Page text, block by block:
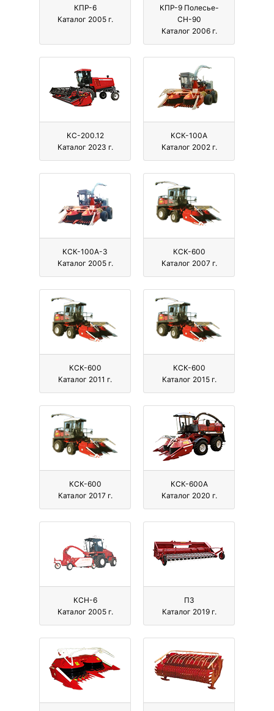
КПР-6
Каталог 2005 г.
КПР-9 Полесье-
СН-90
Каталог 2006 г.
КС-200.12
Каталог 2023 г.
КСК-100А
Каталог 2002 г.
КСК-100А-3
Каталог 2005 г.
КСК-600
Каталог 2007 г.
КСК-600
Каталог 2011 г.
КСК-600
Каталог 2015 г.
КСК-600
Каталог 2017 г.
КСК-600А
Каталог 2020 г.
КСН-6
Каталог 2005 г.
ПЗ
Каталог 2019 г.